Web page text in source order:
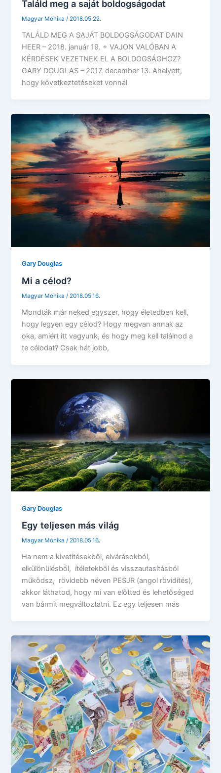
Találd meg a saját boldogságodat
Magyar Mónika/ 2018.05.22.
TALÁLD MEG A SAJÁT BOLDOGSÁGODAT DAIN
HEER – 2018. január 19. + VAJON VALÓBAN A
KÉRDÉSEK VEZETNEK EL A BOLDOGSÁGHOZ?
GARY DOUGLAS – 2017. december 13. Ahelyett,
hogy következtetéseket vonnál
Gary Douglas
Mi a célod?
Magyar Mónika/ 2018.05.16.
Mondták már neked egyszer, hogy életedben kell,
hogy legyen egy célod? Hogy megvan annak az
oka, amiért itt vagyunk, és hogy meg kell találnod a
te célodat? Csak hát jobb,
Gary Douglas
Egy teljesen más világ
Magyar Mónika/ 2018.05.16.
Ha nem a kivetítésekből, elvárásokból,
elkülönülésből, ítéletekből és visszautasításból
működsz, rövidebb néven PESJR (angol rövidítés),
akkor láthatod, hogy mi van előtted és lehetőséged
van bármit megváltoztatni. Ez egy teljesen más